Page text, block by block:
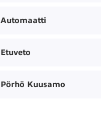
Automaatti
Etuveto
Pörhö Kuusamo